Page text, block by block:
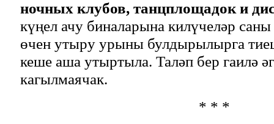
ночных клубов, танцплощадок и
күңел ачу биналарына килүчеләр
өчен утыру урыны булдырылырга
кеше аша утыртыла. Таләп бер гаилә
кагылмаячак.
* * *